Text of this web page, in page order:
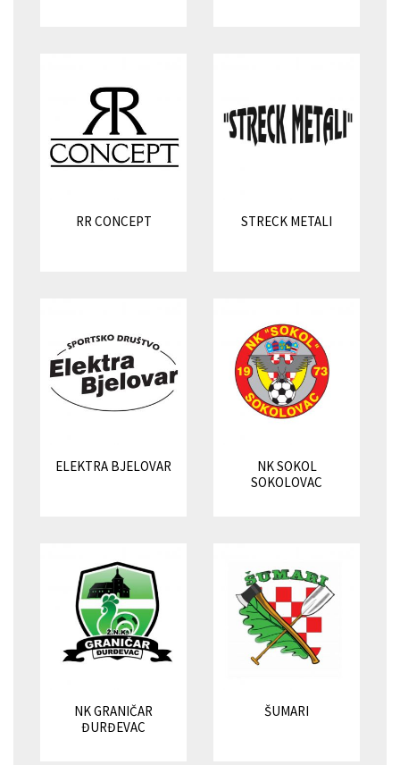
RR CONCEPT STRECK METALI
ELEKTRA BJELOVAR
NK SOKOL
SOKOLOVAC
NK GRANIČAR
ĐURĐEVAC
ŠUMARI